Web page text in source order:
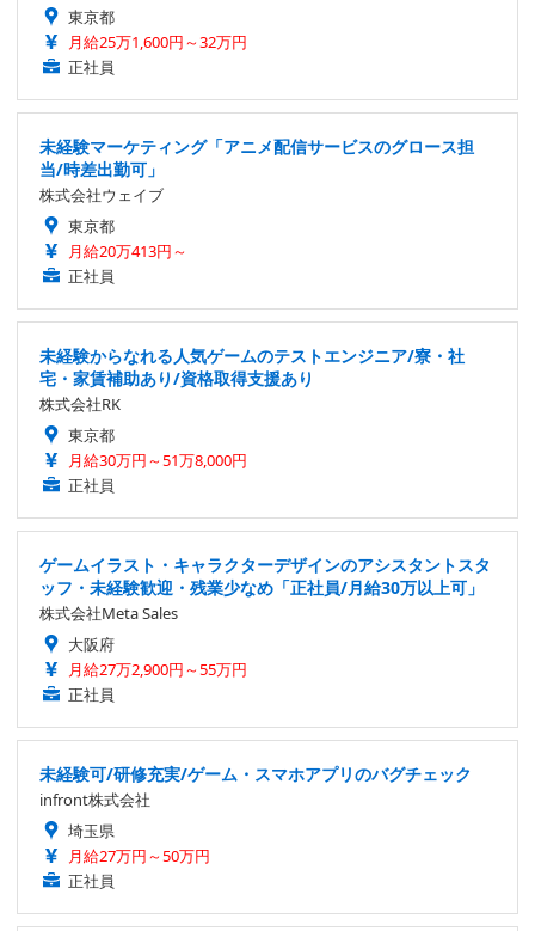
東京都
月給25万1,600円～32万円
正社員
未経験マーケティング「アニメ配信サービスのグロース担
当/時差出勤可」
株式会社ウェイブ
東京都
月給20万413円～
正社員
未経験からなれる人気ゲームのテストエンジニア/寮・社
宅・家賃補助あり/資格取得支援あり
株式会社RK
東京都
月給30万円～51万8,000円
正社員
ゲームイラスト・キャラクターデザインのアシスタントスタ
ッフ・未経験歓迎・残業少なめ「正社員/月給30万以上可」
株式会社Meta Sales
大阪府
月給27万2,900円～55万円
正社員
未経験可/研修充実/ゲーム・スマホアプリのバグチェック
infront株式会社
埼玉県
月給27万円～50万円
正社員